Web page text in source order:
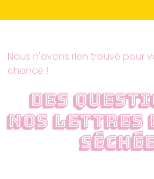
Nous n'avons rien trouvé pour
chance !
Des
nos lettres